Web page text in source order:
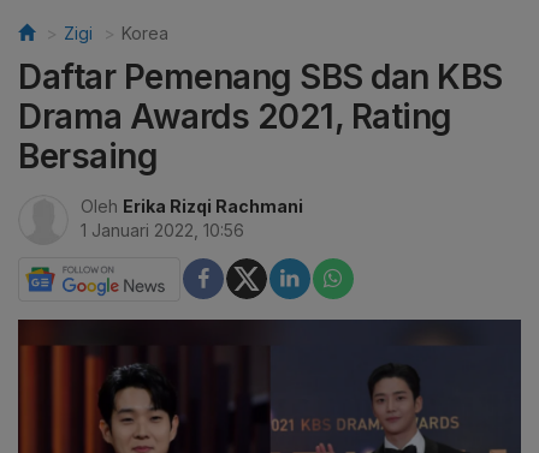
Zigi Korea
Daftar Pemenang SBS dan KBS
Drama Awards 2021, Rating
Bersaing
Oleh Erika Rizqi Rachmani
1 Januari 2022, 10:56